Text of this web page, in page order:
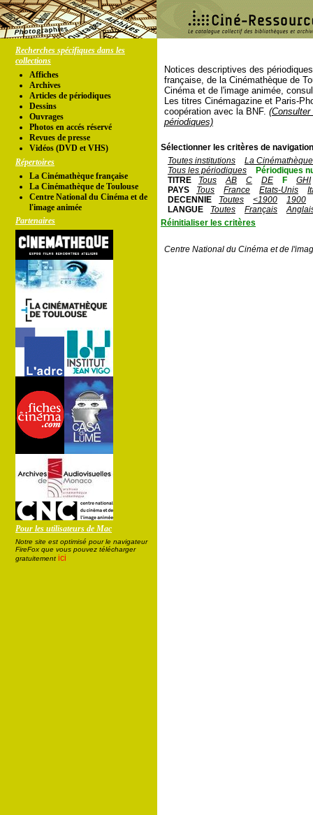
Recherches spécifiques dans les
collections
Affiches
Archives
Articles de périodiques
Dessins
Ouvrages
Photos en accés réservé
Revues de presse
Vidéos (DVD et VHS)
Répertoires
La Cinémathèque française
La Cinémathèque de Toulouse
Centre National du Cinéma et de
l'image animée
Partenaires
Pour les utilisateurs de Mac
Notre site est optimisé pour le navigateur
FireFox que vous pouvez télécharger
gratuitement ici
Notices descriptives des
française, de la Cinémathèque de
Cinéma et de l'image animée,
Les titres Cinémagazine et Paris-
coopération avec la BNF.
périodiques)
Sélectionner les critères de
Toutes institutions
La
Tous les périodiques
Périodiques
TITRE
Tous AB C DE F
GHI
PAYS
Tous France Etats-Unis
DECENNIE
Toutes <1900
1900
LANGUE
Toutes Français
Réinitialiser les critères
Centre National du Cinéma et de